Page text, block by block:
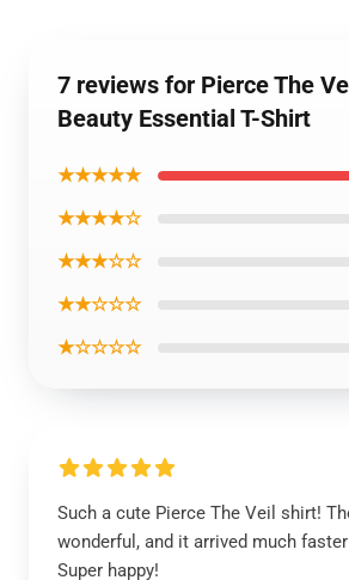
7 reviews for Pierce The
Beauty Essential T-Shirt
★★★★★
★★★★☆
★★★☆☆
★★☆☆☆
★☆☆☆☆
Such a cute Pierce The Veil shirt!
wonderful, and it arrived much
Super happy!